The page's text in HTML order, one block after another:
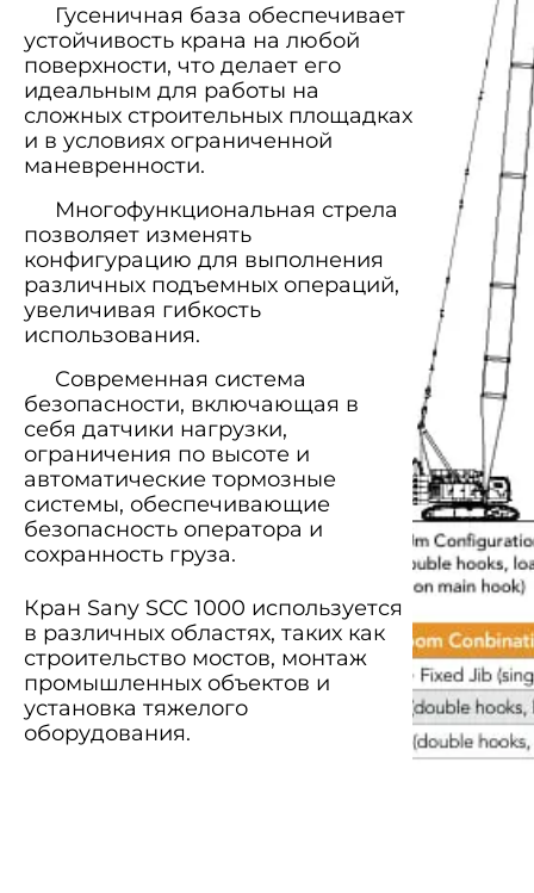
Гусеничная база обеспечивает
устойчивость крана на любой
поверхности, что делает его
идеальным для работы на
сложных строительных площадках
и в условиях ограниченной
маневренности.
Многофункциональная стрела
позволяет изменять
конфигурацию для выполнения
различных подъемных операций,
увеличивая гибкость
использования.
Современная система
безопасности, включающая в
себя датчики нагрузки,
ограничения по высоте и
автоматические тормозные
системы, обеспечивающие
безопасность оператора и
сохранность груза.
Кран Sany SCC 1000 используется
в различных областях, таких как
строительство мостов, монтаж
промышленных объектов и
установка тяжелого
оборудования.